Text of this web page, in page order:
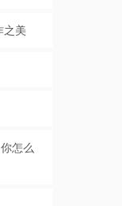
之美
怎么